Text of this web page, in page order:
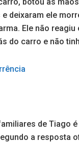
deixaram ele
Ele não
do carro e não
de Tiago
a resposta